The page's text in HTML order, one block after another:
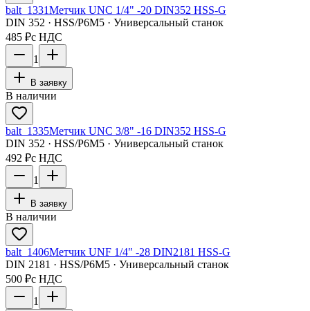
balt_1331Метчик UNC 1/4" -20 DIN352 HSS-G
DIN 352 · HSS/Р6М5 · Универсальный станок
485 ₽с НДС
1
В заявку
В наличии
balt_1335Метчик UNC 3/8" -16 DIN352 HSS-G
DIN 352 · HSS/Р6М5 · Универсальный станок
492 ₽с НДС
1
В заявку
В наличии
balt_1406Метчик UNF 1/4" -28 DIN2181 HSS-G
DIN 2181 · HSS/Р6М5 · Универсальный станок
500 ₽с НДС
1